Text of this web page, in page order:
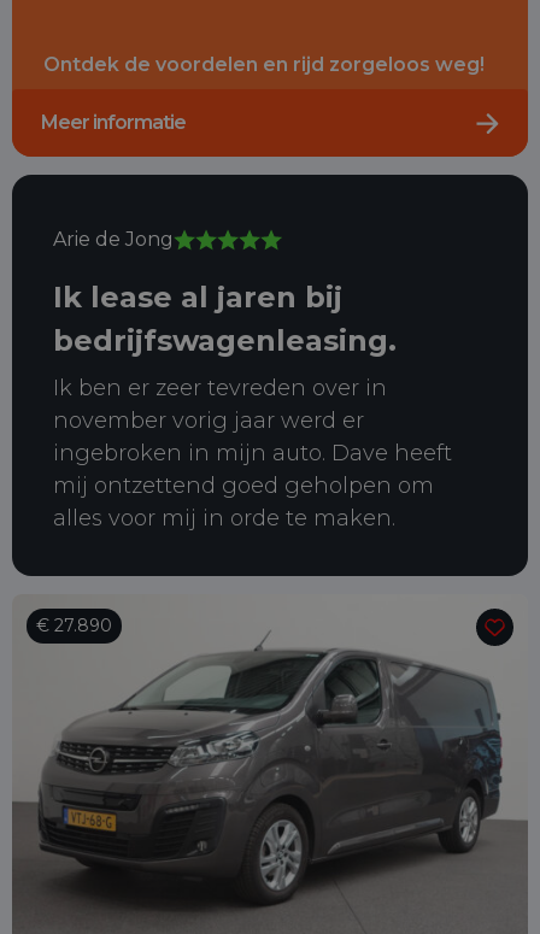
Ontdek de voordelen en rijd zorgeloos weg!
Meer informatie
Arie de Jong
Ik lease al jaren bij
bedrijfswagenleasing.
Ik ben er zeer tevreden over in
november vorig jaar werd er
ingebroken in mijn auto. Dave heeft
mij ontzettend goed geholpen om
alles voor mij in orde te maken.
€ 27.890